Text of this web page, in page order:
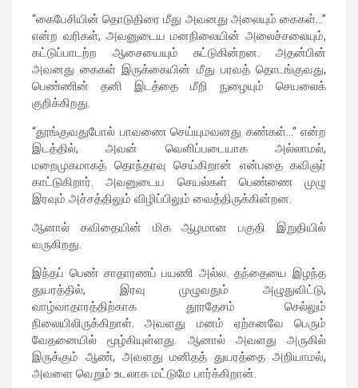
“கைபேசியின் தொடுதிரை மீது அவனது அலையும் கைகள்…”
என்ற வரிகள், அவனுடைய மனநிலையின் அலைச்சலையும்,
கட்டுப்பாடற்ற ஆசையையும் சுட்டுகின்றன. அதன்பின்
அவனது கைகள் இருக்கையின் மீது பரவத் தொடங்குவது,
பெண்ணின் தனி இடத்தை மீறி நுழையும் செயலைக்
குறிக்கிறது.
“தூங்குவதுபோல் பாவணை செய்யுமவனது கண்கள்…” என்ற
இடத்தில், அவன் வெளிப்படையாக அல்லாமல்,
மறைமுகமாகத் தொந்தரவு செய்கிறான் என்பதை கவிஞர்
காட்டுகிறார். அவனுடைய செயல்கள் பெண்ணை முழு
இரவும் அச்சத்திலும் விழிப்பிலும் வைத்திருக்கின்றன.
ஆனால் கவிதையின் மிக ஆழமான பகுதி இறுதியில்
வருகிறது.
இந்தப் பெண் சாதாரணப் பயணி அல்ல. தந்தையை இழந்த
துயரத்தில், இரவு முழுவதும் அழுதுவிட்டு,
வாழ்வாதாரத்திற்காக தூரதேசம் செல்லும்
நிலையிலிருக்கிறாள். அவளது மனம் ஏற்கனவே பெரும்
வேதனையில் மூழ்கியுள்ளது. ஆனால் அவளது அருகில்
இருக்கும் ஆண், அவளது மனிதத் துயரத்தை அறியாமல்,
அவளை வெறும் உடலாக மட்டுமே பார்க்கிறான்.